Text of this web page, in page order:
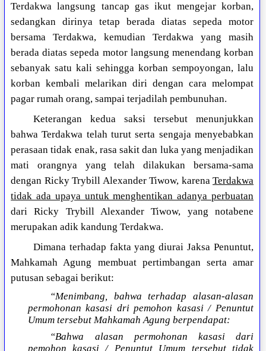
Terdakwa langsung tancap gas ikut mengejar korban,
sedangkan dirinya tetap berada diatas sepeda motor
bersama Terdakwa, kemudian Terdakwa yang masih
berada diatas sepeda motor langsung menendang korban
sebanyak satu kali sehingga korban sempoyongan, lalu
korban kembali melarikan diri dengan cara melompat
pagar rumah orang, sampai terjadilah pembunuhan.
Keterangan kedua saksi tersebut menunjukkan
bahwa Terdakwa telah turut serta sengaja menyebabkan
perasaan tidak enak, rasa sakit dan luka yang menjadikan
mati orangnya yang telah dilakukan bersama-sama
dengan Ricky Trybill Alexander Tiwow, karena Terdakwa
tidak ada upaya untuk menghentikan adanya perbuatan
dari Ricky Trybill Alexander Tiwow, yang notabene
merupakan adik kandung Terdakwa.
Dimana terhadap fakta yang diurai Jaksa Penuntut,
Mahkamah Agung membuat pertimbangan serta amar
putusan sebagai berikut:
“Menimbang, bahwa terhadap alasan-alasan
permohonan kasasi dri pemohon kasasi / Penuntut
Umum tersebut Mahkamah Agung berpendapat:
“Bahwa alasan permohonan kasasi dari
pemohon kasasi / Penuntut Umum tersebut tidak